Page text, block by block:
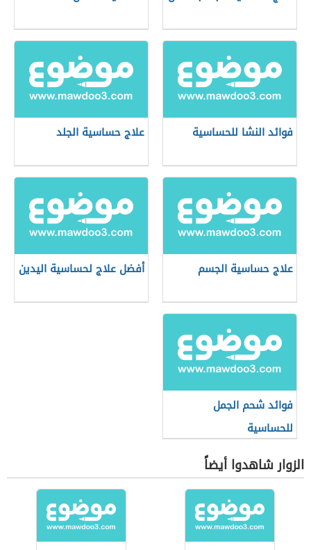
فوائد النشا للحساسية علاج حساسية الجلد
علاج حساسية الجسم أفضل علاج لحساسية اليدين
فوائد شحم الجمل
للحساسية
الزوار شاهدوا أيضاً